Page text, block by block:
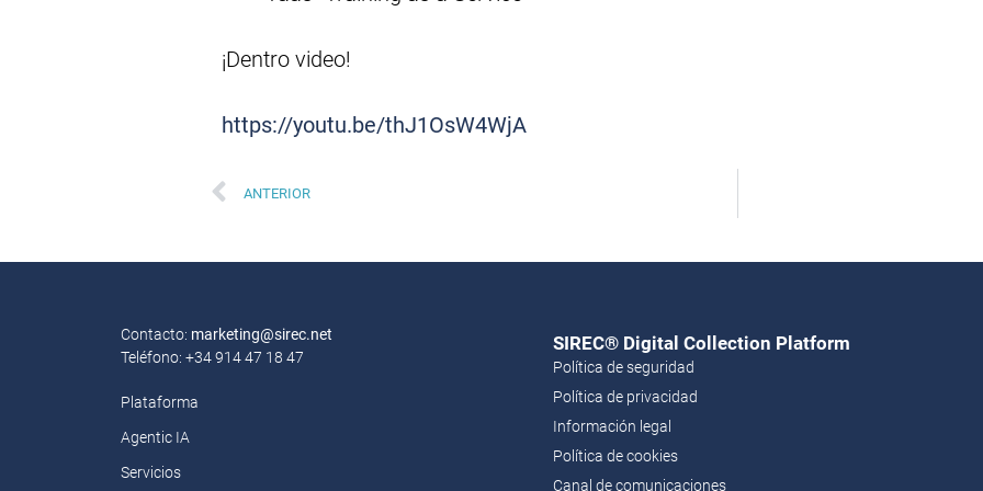
¡Dentro video!
https://youtu.be/thJ1OsW4WjA
ANTERIOR
Contacto: marketing@sirec.net
Teléfono: +34 914 47 18 47
Plataforma
Agentic IA
Servicios
SIREC® Digital Collection Platform​
Política de seguridad
Política de privacidad
Información legal
Política de cookies
Canal de comunicaciones